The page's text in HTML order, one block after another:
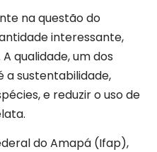
na questão do
interessante,
qualidade, um dos
a sustentabilidade,
e reduzir o uso de
do Amapá (Ifap),